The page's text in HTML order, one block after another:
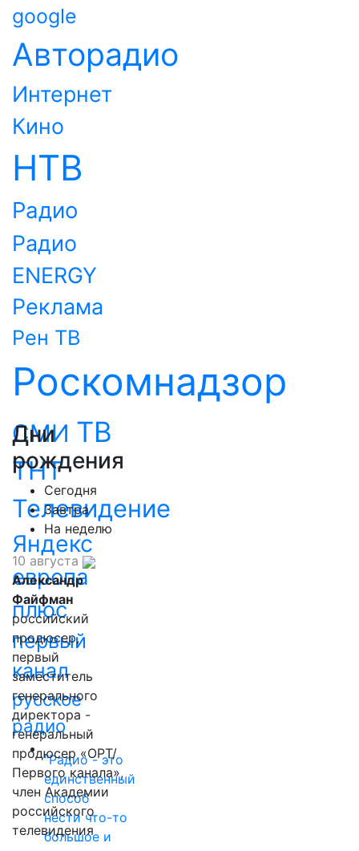
google
Авторадио
Интернет
Кино
НТВ
Радио
Радио
ENERGY
Реклама
Рен ТВ
Роскомнадзор
СМИ ТВ
ТНТ
Телевидение
Яндекс
европа
плюс
первый
канал
русское
радио
"Радио - это
единственный
способ
нести что-то
большое и
Дни
рождения
Сегодня
Завтра
На неделю
10 августа
Александр
Файфман
российский
продюсер,
первый
заместитель
генерального
директора -
генеральный
продюсер «ОРТ/
Первого канала»,
член Академии
российского
телевидения